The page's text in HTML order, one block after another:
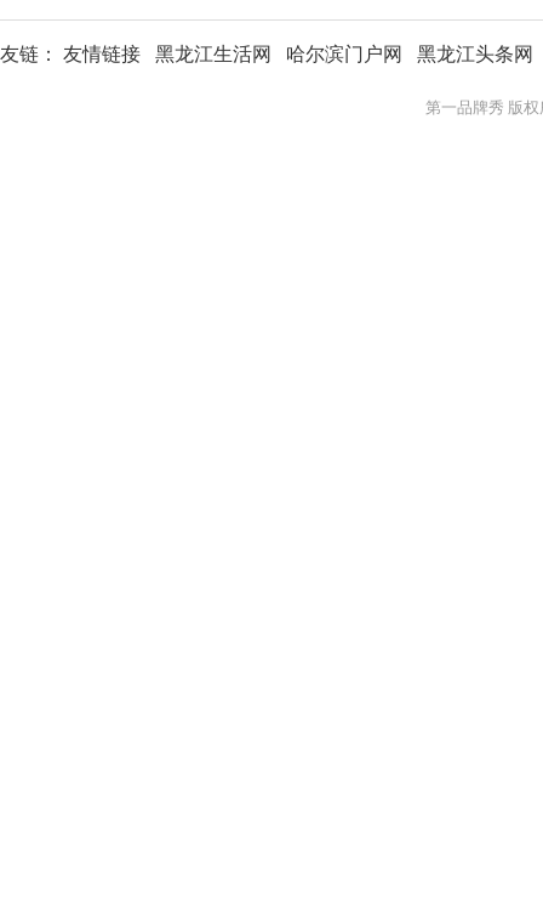
友链： 友情链接 黑龙江生活网 哈尔滨门户网 黑龙江头条网
第一品牌秀 版